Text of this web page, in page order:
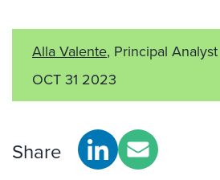
Alla Valente, Principal Analyst
OCT 31 2023
Share